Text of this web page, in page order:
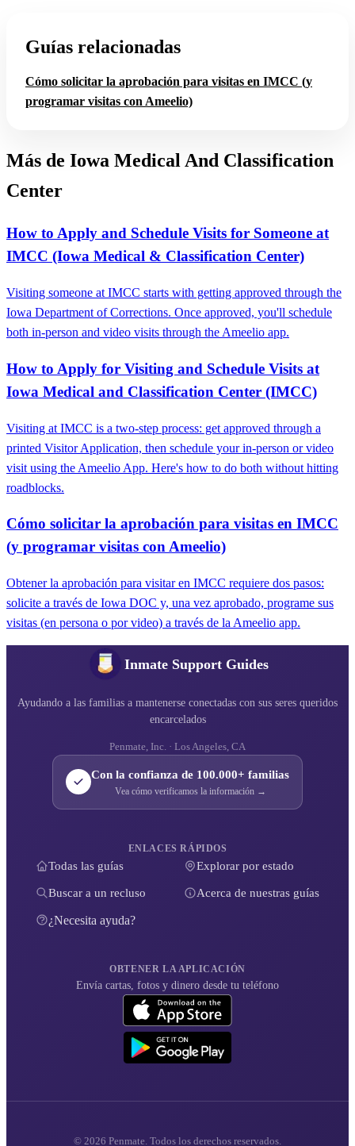
Guías relacionadas
Cómo solicitar la aprobación para visitas en IMCC (y
programar visitas con Ameelio)
Más de Iowa Medical And Classification
Center
How to Apply and Schedule Visits for Someone at
IMCC (Iowa Medical & Classification Center)
Visiting someone at IMCC starts with getting approved through the
Iowa Department of Corrections. Once approved, you'll schedule
both in-person and video visits through the Ameelio app.
How to Apply for Visiting and Schedule Visits at
Iowa Medical and Classification Center (IMCC)
Visiting at IMCC is a two-step process: get approved through a
printed Visitor Application, then schedule your in-person or video
visit using the Ameelio App. Here's how to do both without hitting
roadblocks.
Cómo solicitar la aprobación para visitas en IMCC
(y programar visitas con Ameelio)
Obtener la aprobación para visitar en IMCC requiere dos pasos:
solicite a través de Iowa DOC y, una vez aprobado, programe sus
visitas (en persona o por video) a través de la Ameelio app.
Inmate Support Guides
Ayudando a las familias a mantenerse conectadas con sus seres queridos
encarcelados
Penmate, Inc. · Los Angeles, CA
Con la confianza de 100.000+ familias
Vea cómo verificamos la información →
ENLACES RÁPIDOS
Todas las guías Explorar por estado
Buscar a un recluso Acerca de nuestras guías
¿Necesita ayuda?
OBTENER LA APLICACIÓN
Envía cartas, fotos y dinero desde tu teléfono
© 2026 Penmate. Todos los derechos reservados.